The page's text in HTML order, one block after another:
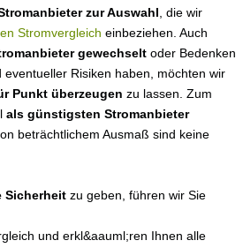
zur Auswahl , die wir
Stromvergleich einbeziehen. Auch
gewechselt oder Bedenken
eventueller Risiken haben, möchten wir
Punkt überzeugen zu lassen. Zum
als günstigsten Stromanbieter
beträchtlichem Ausmaß sind keine
Sicherheit zu geben, führen wir Sie
und erkl&aauml;ren Ihnen alle